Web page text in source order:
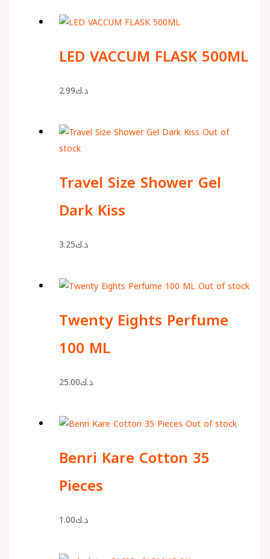
LED VACCUM FLASK 500ML
د.ك2.99
Out of
stock
Travel Size Shower Gel
Dark Kiss
د.ك3.25
Out of stock
Twenty Eights Perfume
100 ML
د.ك25.00
Out of stock
Benri Kare Cotton 35
Pieces
د.ك1.00